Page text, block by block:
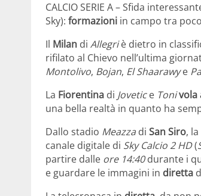
CALCIO SERIE A – Sfida
Sky): formazioni in campo tra
Il Milan di Allegriè dietro in
rifilato al Chievo nell’ultima
Montolivo, Bojan, El Shaarawye
La Fiorentina di Jovetice Tonivola
una bella realtà in quanto ha
Dallo stadio Meazza di San Siro,
canale digitale di Sky Calcio 2 HD(
partire dalle ore 14:40durante i
e guardare le immagini in diretta